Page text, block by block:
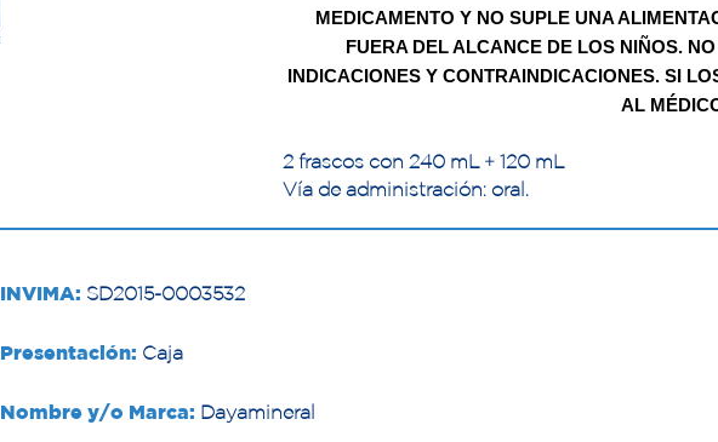
MEDICAMENTO Y NO SUPLE UNA
FUERA DEL ALCANCE DE LOS NIÑOS.
INDICACIONES Y CONTRAINDICACIONES. SI
AL
2 frascos con 240 mL + 120 mL
Vía de administración: oral.
INVIMA: SD2015-0003532
Presentación: Caja
Nombre y/o Marca: Dayamineral